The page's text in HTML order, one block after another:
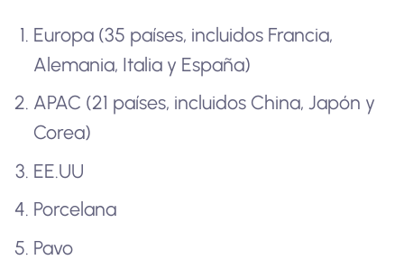
Europa (35 países, incluidos Francia,
Alemania, Italia y España)
APAC (21 países, incluidos China, Japón y
Corea)
EE.UU
Porcelana
Pavo